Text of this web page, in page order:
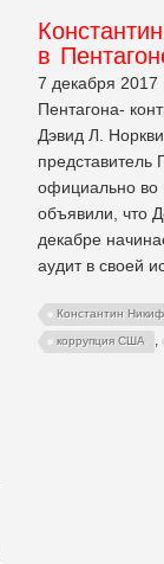
в
7 декабря 2017
Пентагона-
Дэвид Л.
представитель
официально во
объявили, что
декабре
аудит в своей
Константин
коррупция США ,